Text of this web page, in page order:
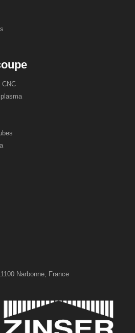
CNC
Narbonne, France